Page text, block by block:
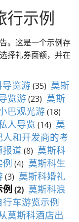
导游
行示例
。这是一个示例存
择礼券面额，并在
览游 (35) 莫斯
览游 (23) 莫斯
巴观光游 (18)
人导览 (14) 莫
和开发商的考
报道 (8) 莫斯科
(4) 莫斯科生
(3) 莫斯科婚礼
(2) 莫斯科浪
车游览示例
莫斯科酒店出